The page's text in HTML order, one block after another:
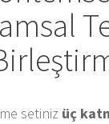
setiniz üç